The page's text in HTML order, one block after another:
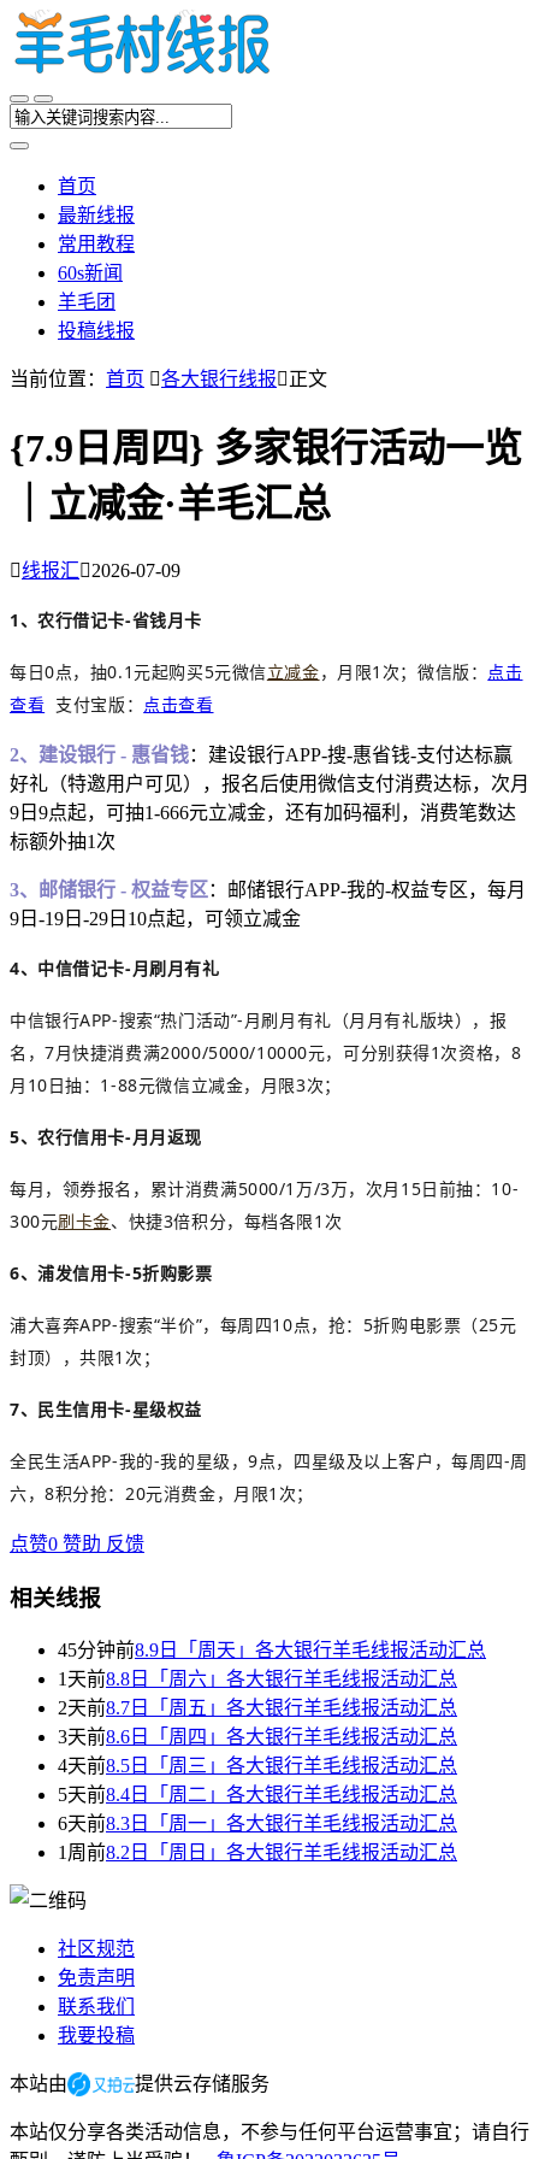
首页
最新线报
常用教程
60s新闻
羊毛团
投稿线报
当前位置： 首页 各大银行线报正文
{7.9日周四} 多家银行活动一览
｜立减金·羊毛汇总
线报汇2026-07-09
1、农行借记卡-省钱月卡
每日0点，抽0.1元起购买5元微信立减金，月限1次；微信版： 点击
查看 支付宝版： 点击查看
2、建设银行 - 惠省钱：建设银行APP-搜-惠省钱-支付达标赢
好礼（特邀用户可见），报名后使用微信支付消费达标，次月
9日9点起，可抽1-666元立减金，还有加码福利，消费笔数达
标额外抽1次
3、邮储银行 - 权益专区 ：邮储银行APP-我的-权益专区，每月
9日-19日-29日10点起，可领立减金
4、中信借记卡-月刷月有礼
中信银行APP-搜索“热门活动”-月刷月有礼（月月有礼版块），报
名，7月快捷消费满2000/5000/10000元，可分别获得1次资格，8
月10日抽：1-88元微信立减金，月限3次；
5、农行信用卡-月月返现
每月，领券报名，累计消费满5000/1万/3万，次月15日前抽：10-
300元刷卡金、快捷3倍积分，每档各限1次
6、浦发信用卡-5折购影票
浦大喜奔APP-搜索“半价”，每周四10点，抢：5折购电影票（25元
封顶），共限1次；
7、民生信用卡-星级权益
全民生活APP-我的-我的星级，9点，四星级及以上客户，每周四-周
六，8积分抢：20元消费金，月限1次；
点赞0 赞助 反馈
相关线报
45分钟前8.9日「周天」各大银行羊毛线报活动汇总
1天前8.8日「周六」各大银行羊毛线报活动汇总
2天前8.7日「周五」各大银行羊毛线报活动汇总
3天前8.6日「周四」各大银行羊毛线报活动汇总
4天前8.5日「周三」各大银行羊毛线报活动汇总
5天前8.4日「周二」各大银行羊毛线报活动汇总
6天前8.3日「周一」各大银行羊毛线报活动汇总
1周前8.2日「周日」各大银行羊毛线报活动汇总
社区规范
免责声明
联系我们
我要投稿
本站由 提供云存储服务
本站仅分享各类活动信息，不参与任何平台运营事宜；请自行